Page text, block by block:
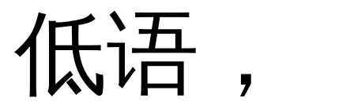
低语，